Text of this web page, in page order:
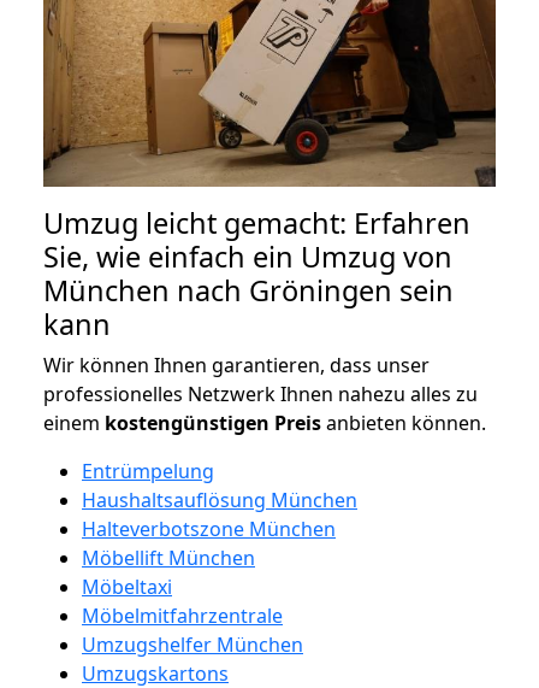
Umzug leicht gemacht: Erfahren
Sie, wie einfach ein Umzug von
München nach Gröningen sein
kann
Wir können Ihnen garantieren, dass unser
professionelles Netzwerk Ihnen nahezu alles zu
einem kostengünstigen Preisanbieten können.
Entrümpelung
Haushaltsauflösung München
Halteverbotszone München
Möbellift München
Möbeltaxi
Möbelmitfahrzentrale
Umzugshelfer München
Umzugskartons